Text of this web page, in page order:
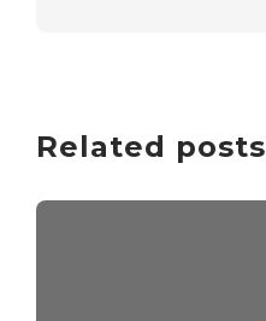
Related posts